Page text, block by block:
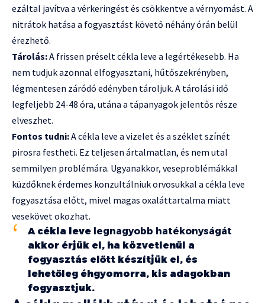
ezáltal javítva a vérkeringést és csökkentve a vérnyomást. A
nitrátok hatása a fogyasztást követő néhány órán belül
érezhető.
Tárolás:A frissen préselt cékla leve a legértékesebb. Ha
nem tudjuk azonnal elfogyasztani, hűtőszekrényben,
légmentesen záródó edényben tároljuk. A tárolási idő
legfeljebb 24-48 óra, utána a tápanyagok jelentős része
elveszhet.
Fontos tudni:A cékla leve a vizelet és a széklet színét
pirosra festheti. Ez teljesen ártalmatlan, és nem utal
semmilyen problémára. Ugyanakkor, veseproblémákkal
küzdőknek érdemes konzultálniuk orvosukkal a cékla leve
fogyasztása előtt, mivel magas oxaláttartalma miatt
vesekövet okozhat.
A cékla leve legnagyobb hatékonyságát
akkor érjük el, ha közvetlenül a
fogyasztás előtt készítjük el, és
lehetőleg éhgyomorra, kis adagokban
fogyasztjuk.